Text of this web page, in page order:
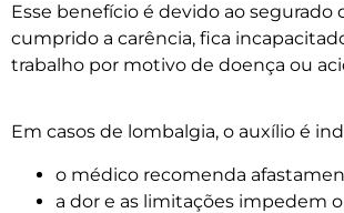
Esse benefício é devido ao segurado
cumprido a carência, fica
trabalho por motivo de doença ou
Em casos de lombalgia, o auxílio é
o médico recomenda
a dor e as limitações impedem